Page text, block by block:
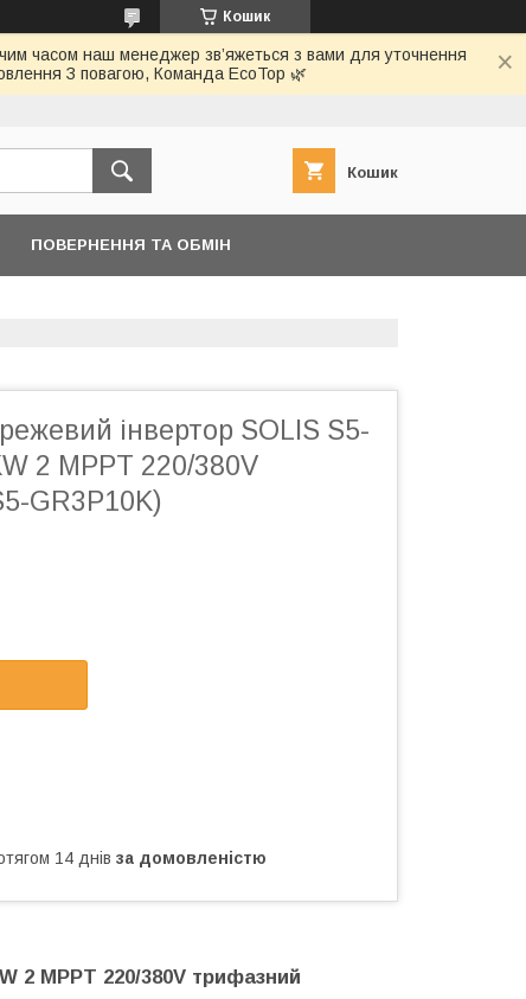
Кошик
часом наш менеджер зв’яжеться з вами для уточнення
З повагою, Команда EcoTop 🌿
Кошик
ПОВЕРНЕННЯ ТА ОБМІН
інвертор SOLIS S5-
2 MPPT 220/380V
GR3P10K)
14 днів за домовленістю
2 MPPT 220/380V трифазний